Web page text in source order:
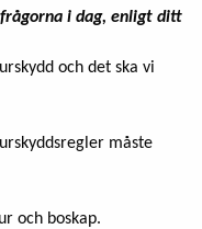
i dag, enligt ditt
och det ska vi
måste
och boskap.